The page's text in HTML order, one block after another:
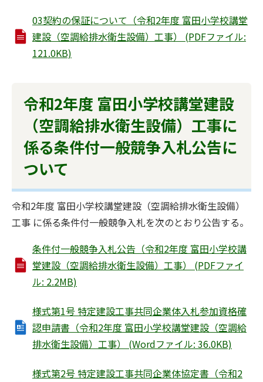
03契約の保証について（令和2年度 富田小学校講堂
建設（空調給排水衛生設備）工事） (PDFファイル:
121.0KB)
令和2年度 富田小学校講堂建設
（空調給排水衛生設備）工事に
係る条件付一般競争入札公告に
ついて
令和2年度 富田小学校講堂建設（空調給排水衛生設備）
工事 に係る条件付一般競争入札を次のとおり公告する。
条件付一般競争入札公告（令和2年度 富田小学校講
堂建設（空調給排水衛生設備）工事） (PDFファイ
ル: 2.2MB)
様式第1号 特定建設工事共同企業体入札参加資格確
認申請書（令和2年度 富田小学校講堂建設（空調給
排水衛生設備）工事） (Wordファイル: 36.0KB)
様式第2号 特定建設工事共同企業体協定書（令和2